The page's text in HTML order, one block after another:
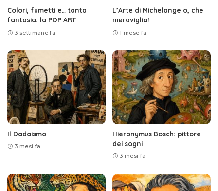
Colori, fumetti e… tanta
fantasia: la POP ART
3 settimane fa
L’Arte di Michelangelo, che
meraviglia!
1 mese fa
Il Dadaismo
3 mesi fa
Hieronymus Bosch: pittore
dei sogni
3 mesi fa